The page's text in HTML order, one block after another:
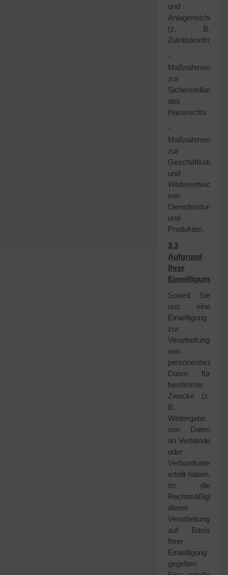
und
Anlagensicherheit
(z. B.
Zutrittskontrollen)
-
Maßnahmen
zur
Sicherstellung
des
Hausrechts
-
Maßnahmen
zur
und
Weiterentwicklung
von
Dienstleistungen
und
Produkten.
3.3
Aufgrund
Ihrer
Einwilligung
Soweit Sie
uns eine
Einwilligung
zur
Verarbeitung
von
Daten für
bestimmte
Zwecke (z.
B.
Weitergabe
von Daten
an Verbände
oder
erteilt haben,
ist die
Rechtmäßigkeit
dieser
Verarbeitung
auf Basis
Ihrer
Einwilligung
gegeben.